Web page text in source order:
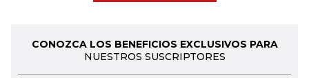
CONOZCA LOS BENEFICIOS EXCLUSIVOS PARA
NUESTROS SUSCRIPTORES